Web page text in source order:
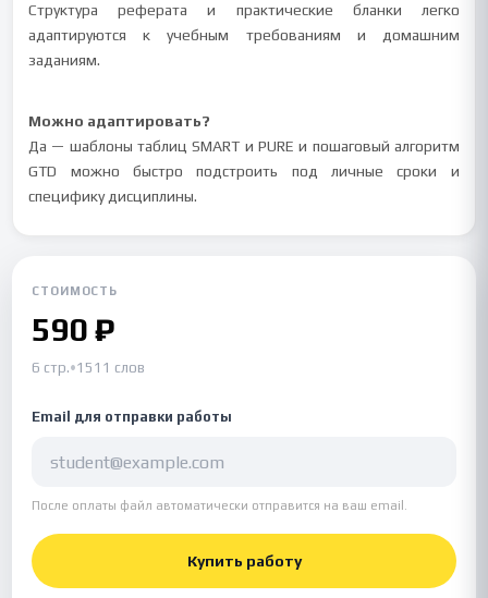
Структура реферата и практические бланки легко
адаптируются к учебным требованиям и домашним
заданиям.
Можно адаптировать?
Да — шаблоны таблиц SMART и PURE и пошаговый алгоритм
GTD можно быстро подстроить под личные сроки и
специфику дисциплины.
СТОИМОСТЬ
590 ₽
6 стр.•1511 слов
Email для отправки работы
После оплаты файл автоматически отправится на ваш email.
Купить работу